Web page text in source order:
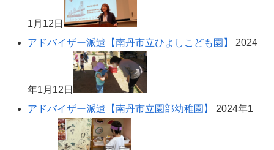
1月12日
アドバイザー派遣【南丹市立ひよしこども園】
2024
年1月12日
アドバイザー派遣【南丹市立園部幼稚園】
2024年1